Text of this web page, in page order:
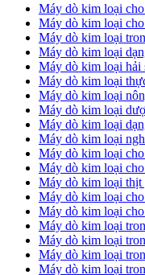
Máy dò kim loại
Máy dò kim loại
Máy dò kim loại
Máy dò kim loại
Máy dò kim loại hải
Máy dò kim loại
Máy dò kim loại
Máy dò kim loại
Máy dò kim loại
Máy dò kim loại
Máy dò kim loại
Máy dò kim loại
Máy dò kim loại thịt
Máy dò kim loại
Máy dò kim loại
Máy dò kim loại
Máy dò kim loại
Máy dò kim loại
Máy dò kim loại